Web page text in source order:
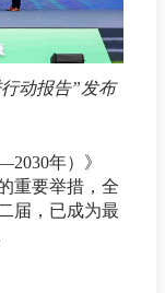
动报告”发布
年）》
重要举措，全
届，已成为最